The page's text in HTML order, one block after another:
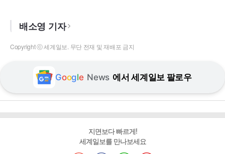
배소영 기자
Copyright ⓒ 세계일보. 무단 전재 및 재배포 금지
Google News 에서 세계일보 팔로우
지면보다 빠르게!
세계일보를 만나보세요